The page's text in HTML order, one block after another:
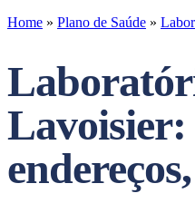
Home » Plano de Saúde »
Lavoisier: